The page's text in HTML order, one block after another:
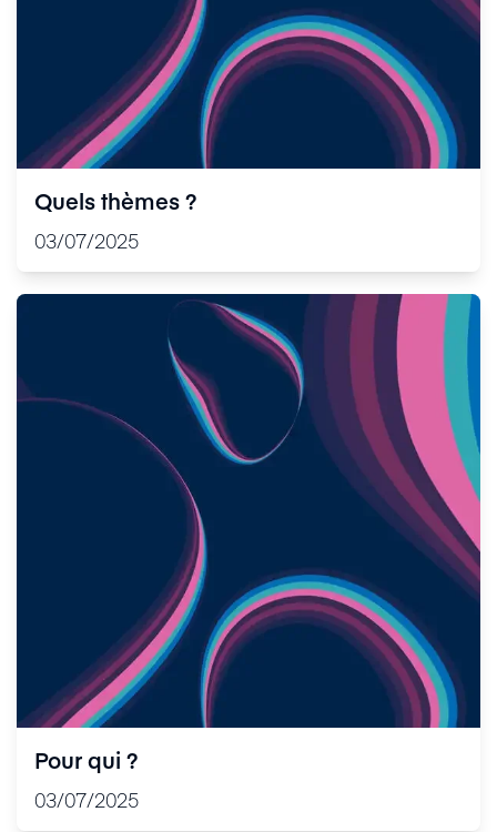
Quels thèmes ?
03/07/2025
Pour qui ?
03/07/2025